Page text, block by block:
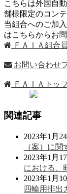
こちらは外国自
舗様限定のコン
当組合へのご加
はこちらから
ＦＡＩＡ組合
お問い合わせ
ＦＡＩＡトッ
関連記事
2023年1月
（案）に
2023年1月
における、
2023年1月
四輪用排出